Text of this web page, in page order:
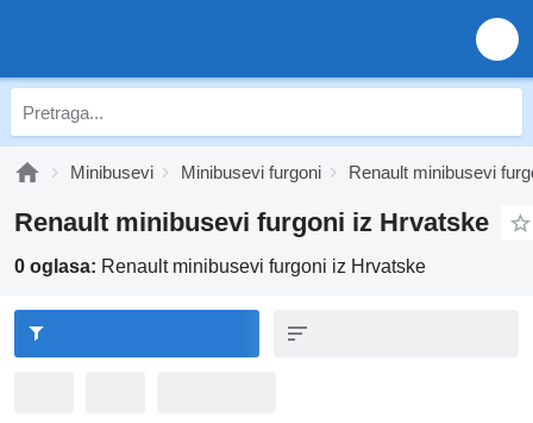
Minibusevi Minibusevi furgoni Renault minibusevi
Renault minibusevi furgoni iz Hrvatske
0 oglasa: Renault minibusevi furgoni iz Hrvatske